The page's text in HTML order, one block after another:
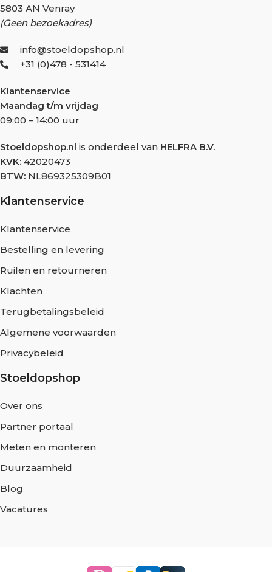
5803 AN Venray
(Geen bezoekadres)
info@stoeldopshop.nl
+31 (0)478 - 531414
Klantenservice
Maandag t/m vrijdag
09:00 – 14:00 uur
Stoeldopshop.nl is onderdeel van HELFRA B.V.
KVK: 42020473
BTW: NL869325309B01
Klantenservice
Klantenservice
Bestelling en levering
Ruilen en retourneren
Klachten
Terugbetalingsbeleid
Algemene voorwaarden
Privacybeleid
Stoeldopshop
Over ons
Partner portaal
Meten en monteren
Duurzaamheid
Blog
Vacatures